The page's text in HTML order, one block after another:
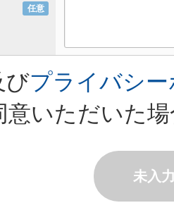
任意
びプライバシ
意いただいた
未入